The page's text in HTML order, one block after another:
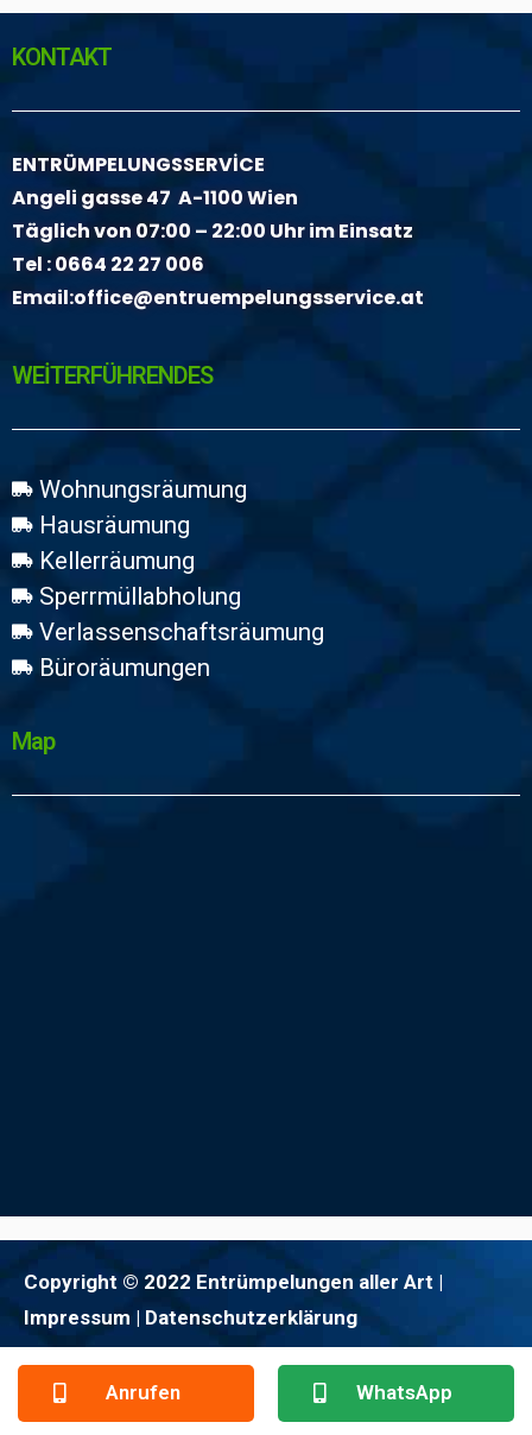
KONTAKT
ENTRÜMPELUNGSSERVİCE
Angeli gasse 47 A-1100 Wien
Täglich von 07:00 – 22:00 Uhr im Einsatz
Tel :0664 22 27 006
Email:office@entruempelungsservice.at
WEİTERFÜHRENDES
Wohnungsräumung
Hausräumung
Kellerräumung
Sperrmüllabholung
Verlassenschaftsräumung
Büroräumungen
Map
Copyright © 2022 Entrümpelungen aller Art |
Impressum | Datenschutzerklärung
Anrufen WhatsApp